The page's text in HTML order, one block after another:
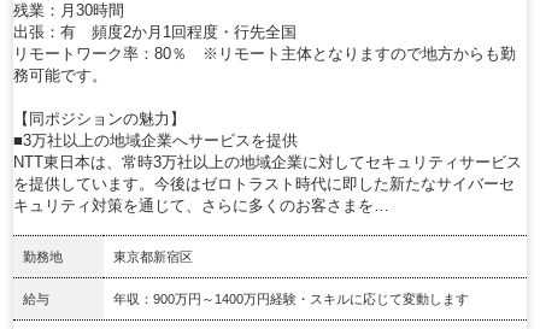
残業：月30時間
出張：有 頻度2か月1回程度・行先全国
リモートワーク率：80％ ※リモート主体となりますので地方からも勤
務可能です。
【同ポジションの魅力】
■3万社以上の地域企業へサービスを提供
NTT東日本は、常時3万社以上の地域企業に対してセキュリティサービス
を提供しています。今後はゼロトラスト時代に即した新たなサイバーセ
キュリティ対策を通じて、さらに多くのお客さまを…
勤務地 東京都新宿区
給与 年収：900万円～1400万円経験・スキルに応じて変動します